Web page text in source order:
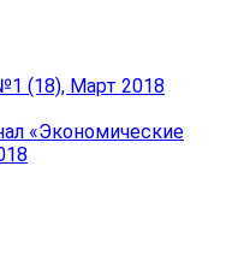
(18), Март 2018
«Экономические